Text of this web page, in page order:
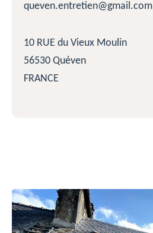
queven.entretien@gmail.com
10 RUE du Vieux Moulin
56530 Quéven
FRANCE